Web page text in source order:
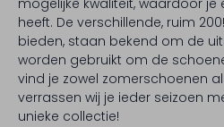
mogelijke kwaliteit, waardoor je
heeft. De verschillende, ruim
bieden, staan bekend om de
worden gebruikt om de
vind je zowel zomerschoenen
verrassen wij je ieder seizoen
unieke collectie!